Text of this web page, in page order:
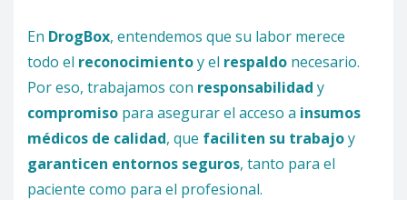
En DrogBox, entendemos que su labor merece
todo el reconocimientoy el respaldo necesario.
Por eso, trabajamos con responsabilidad y
compromiso para asegurar el acceso a insumos
médicos de calidad, que faciliten su trabajoy
garanticen entornos seguros, tanto para el
paciente como para el profesional.